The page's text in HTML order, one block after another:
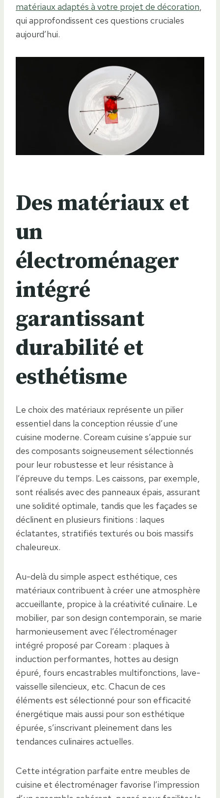
matériaux adaptés à votre projet de décoration,
qui approfondissent ces questions cruciales
aujourd’hui.
Des matériaux et
un
électroménager
intégré
garantissant
durabilité et
esthétisme
Le choix des matériaux représente un pilier
essentiel dans la conception réussie d’une
cuisine moderne. Coream cuisine s’appuie sur
des composants soigneusement sélectionnés
pour leur robustesse et leur résistance à
l’épreuve du temps. Les caissons, par exemple,
sont réalisés avec des panneaux épais, assurant
une solidité optimale, tandis que les façades se
déclinent en plusieurs finitions : laques
éclatantes, stratifiés texturés ou bois massifs
chaleureux.
Au-delà du simple aspect esthétique, ces
matériaux contribuent à créer une atmosphère
accueillante, propice à la créativité culinaire. Le
mobilier, par son design contemporain, se marie
harmonieusement avec l’électroménager
intégré proposé par Coream : plaques à
induction performantes, hottes au design
épuré, fours encastrables multifonctions, lave-
vaisselle silencieux, etc. Chacun de ces
éléments est sélectionné pour son efficacité
énergétique mais aussi pour son esthétique
épurée, s’inscrivant pleinement dans les
tendances culinaires actuelles.
Cette intégration parfaite entre meubles de
cuisine et électroménager favorise l’impression